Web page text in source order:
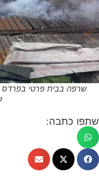
שרפה בבית פרטי בפרדס
שתפו כתבה: